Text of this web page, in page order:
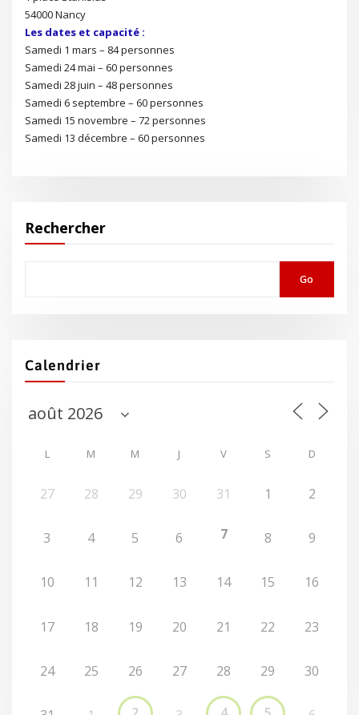
54000 Nancy
Les dates et capacité :
Samedi 1 mars – 84 personnes
Samedi 24 mai – 60 personnes
Samedi 28 juin – 48 personnes
Samedi 6 septembre – 60 personnes
Samedi 15 novembre – 72 personnes
Samedi 13 décembre – 60 personnes
Rechercher
Go
Calendrier
L M M J V S D
27 28 29 30 31 1 2
3 4 5 6 7 8 9
10 11 12 13 14 15 16
17 18 19 20 21 22 23
24 25 26 27 28 29 30